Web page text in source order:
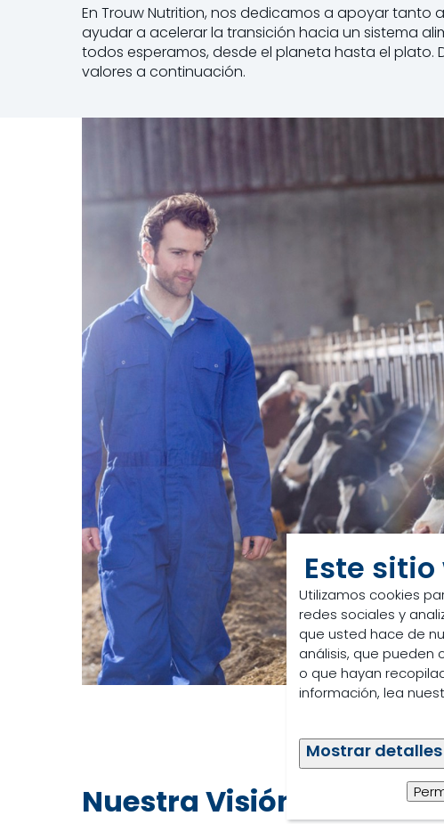
Este
Utilizamos cookies
redes sociales y
que usted hace de
análisis, que pueden
o que hayan
información, lea
Mostrar detalles
En Trouw Nutrition, nos dedicamos a apoyar
ayudar a acelerar la transición hacia un sistema
todos esperamos, desde el planeta hasta el plato.
valores a continuación.
Nuestra Visión